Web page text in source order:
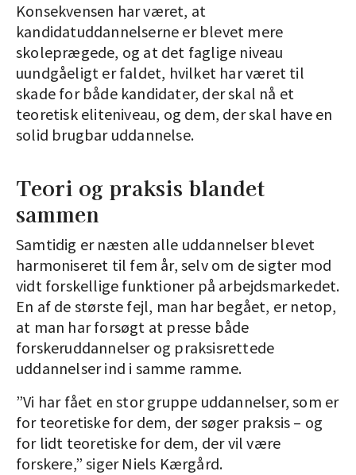
Konsekvensen har været, at
kandidatuddannelserne er blevet mere
skoleprægede, og at det faglige niveau
uundgåeligt er faldet, hvilket har været til
skade for både kandidater, der skal nå et
teoretisk eliteniveau, og dem, der skal have en
solid brugbar uddannelse.
Teori og praksis blandet
sammen
Samtidig er næsten alle uddannelser blevet
harmoniseret til fem år, selv om de sigter mod
vidt forskellige funktioner på arbejdsmarkedet.
En af de største fejl, man har begået, er netop,
at man har forsøgt at presse både
forskeruddannelser og praksisrettede
uddannelser ind i samme ramme.
”Vi har fået en stor gruppe uddannelser, som er
for teoretiske for dem, der søger praksis – og
for lidt teoretiske for dem, der vil være
forskere,” siger Niels Kærgård.